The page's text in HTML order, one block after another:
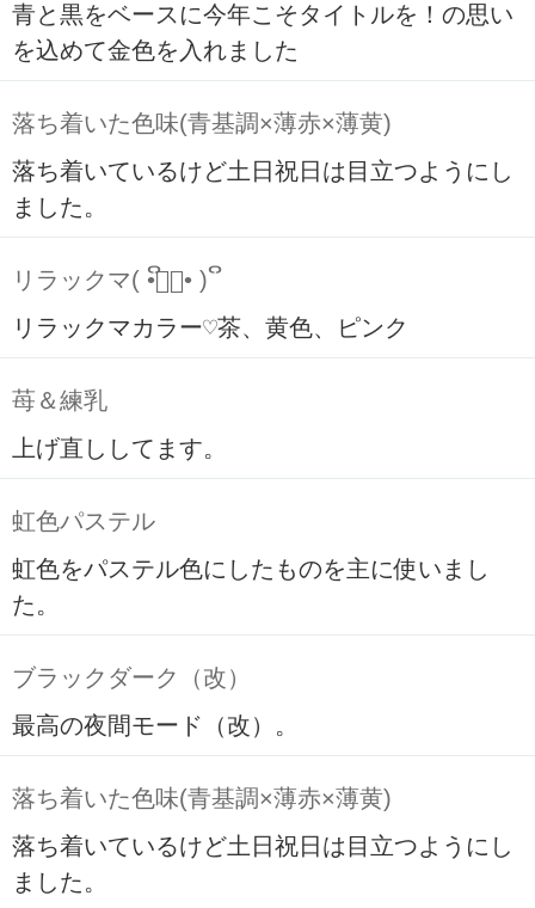
青と黒をベースに今年こそタイトルを！の思い
を込めて金色を入れました
落ち着いた色味(青基調×薄赤×薄黄)
落ち着いているけど土日祝日は目立つようにし
ました。
リラックマ( ິ•ᆺ⃘• )ິ
リラックマカラー♡茶、黄色、ピンク
苺＆練乳
上げ直ししてます。
虹色パステル
虹色をパステル色にしたものを主に使いまし
た。
ブラックダーク（改）
最高の夜間モード（改）。
落ち着いた色味(青基調×薄赤×薄黄)
落ち着いているけど土日祝日は目立つようにし
ました。